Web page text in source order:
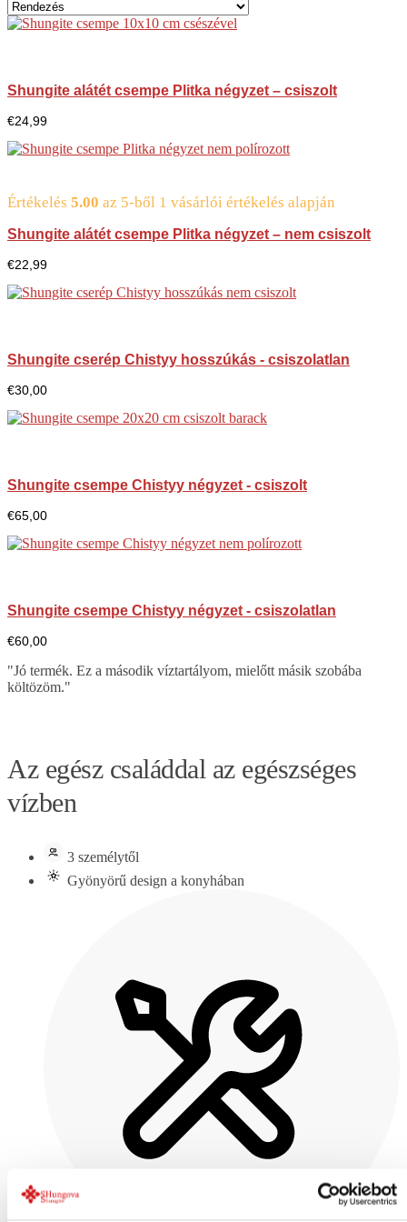
Shungite alátét csempe Plitka négyzet – csiszolt
€24,99
Értékelés 5.00 az 5-ből 1 vásárlói értékelés alapján
Shungite alátét csempe Plitka négyzet – nem csiszolt
€22,99
Shungite cserép Chistyy hosszúkás - csiszolatlan
€30,00
Shungite csempe Chistyy négyzet - csiszolt
€65,00
Shungite csempe Chistyy négyzet - csiszolatlan
€60,00
"Jó termék. Ez a második víztartályom, mielőtt másik szobába
költözöm."
Az egész családdal az egészséges
vízben
3 személytől
Gyönyörű design a konyhában